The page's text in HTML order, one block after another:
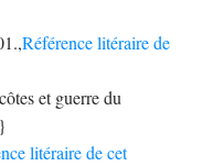
Référence litéraire de
et guerre du
litéraire de cet